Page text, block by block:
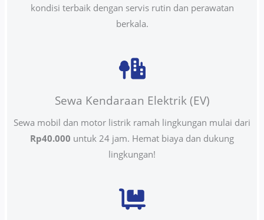
kondisi terbaik dengan servis rutin dan perawatan
berkala.
Sewa Kendaraan Elektrik (EV)
Sewa mobil dan motor listrik ramah lingkungan mulai dari
Rp40.000 untuk 24 jam. Hemat biaya dan dukung
lingkungan!